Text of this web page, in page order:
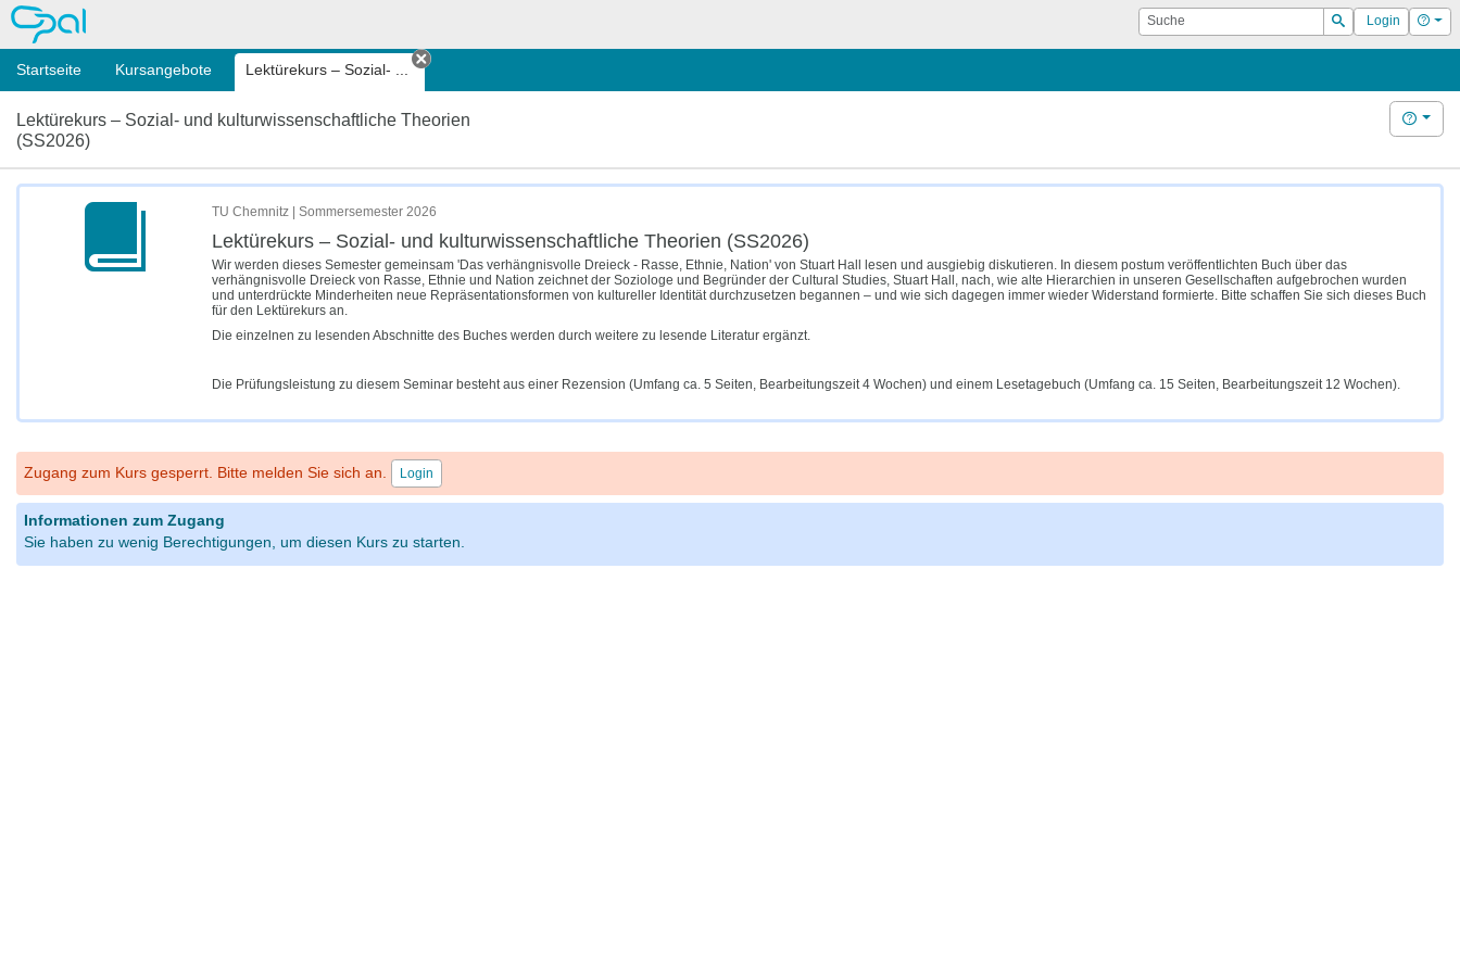
OPAL Suche
Suchen
Login Hilfe
Startseite Kursangebote Lektürekurs – Sozial- ...
Tab schließen
Lektürekurs – Sozial- und kulturwissenschaftliche Theorien
(SS2026)
Hilfe
TU Chemnitz | Sommersemester 2026
Lektürekurs – Sozial- und kulturwissenschaftliche Theorien (SS2026)
Wir werden dieses Semester gemeinsam 'Das verhängnisvolle Dreieck - Rasse, Ethnie, Nation' von Stuart Hall lesen und ausgiebig diskutieren. In diesem postum veröffentlichten Buch über das
verhängnisvolle Dreieck von Rasse, Ethnie und Nation zeichnet der Soziologe und Begründer der Cultural Studies, Stuart Hall, nach, wie alte Hierarchien in unseren Gesellschaften aufgebrochen wurden
und unterdrückte Minderheiten neue Repräsentationsformen von kultureller Identität durchzusetzen begannen – und wie sich dagegen immer wieder Widerstand formierte. Bitte schaffen Sie sich dieses Buch
für den Lektürekurs an.
Die einzelnen zu lesenden Abschnitte des Buches werden durch weitere zu lesende Literatur ergänzt.
Die Prüfungsleistung zu diesem Seminar besteht aus einer Rezension (Umfang ca. 5 Seiten, Bearbeitungszeit 4 Wochen) und einem Lesetagebuch (Umfang ca. 15 Seiten, Bearbeitungszeit 12 Wochen).
Zugang zum Kurs gesperrt. Bitte melden Sie sich an. Login
Informationen zum Zugang
Sie haben zu wenig Berechtigungen, um diesen Kurs zu starten.